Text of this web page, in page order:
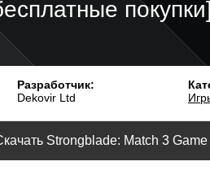
Разработчик:
Dekovir Ltd
Strongblade: Match 3